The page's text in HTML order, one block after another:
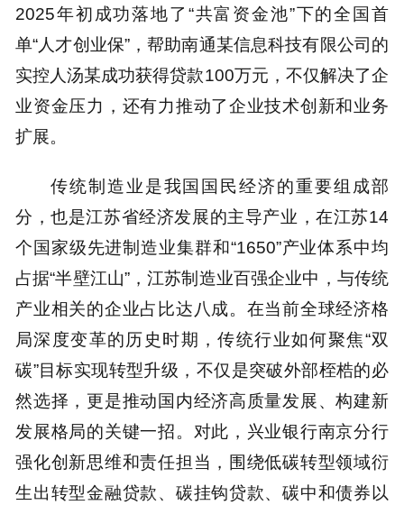
2025年初成功落地了“共富资金池”下的全国首
单“人才创业保”，帮助南通某信息科技有限公司的
实控人汤某成功获得贷款100万元，不仅解决了企
业资金压力，还有力推动了企业技术创新和业务
扩展。
传统制造业是我国国民经济的重要组成部
分，也是江苏省经济发展的主导产业，在江苏14
个国家级先进制造业集群和“1650”产业体系中均
占据“半壁江山”，江苏制造业百强企业中，与传统
产业相关的企业占比达八成。在当前全球经济格
局深度变革的历史时期，传统行业如何聚焦“双
碳”目标实现转型升级，不仅是突破外部桎梏的必
然选择，更是推动国内经济高质量发展、构建新
发展格局的关键一招。对此，兴业银行南京分行
强化创新思维和责任担当，围绕低碳转型领域衍
生出转型金融贷款、碳挂钩贷款、碳中和债券以